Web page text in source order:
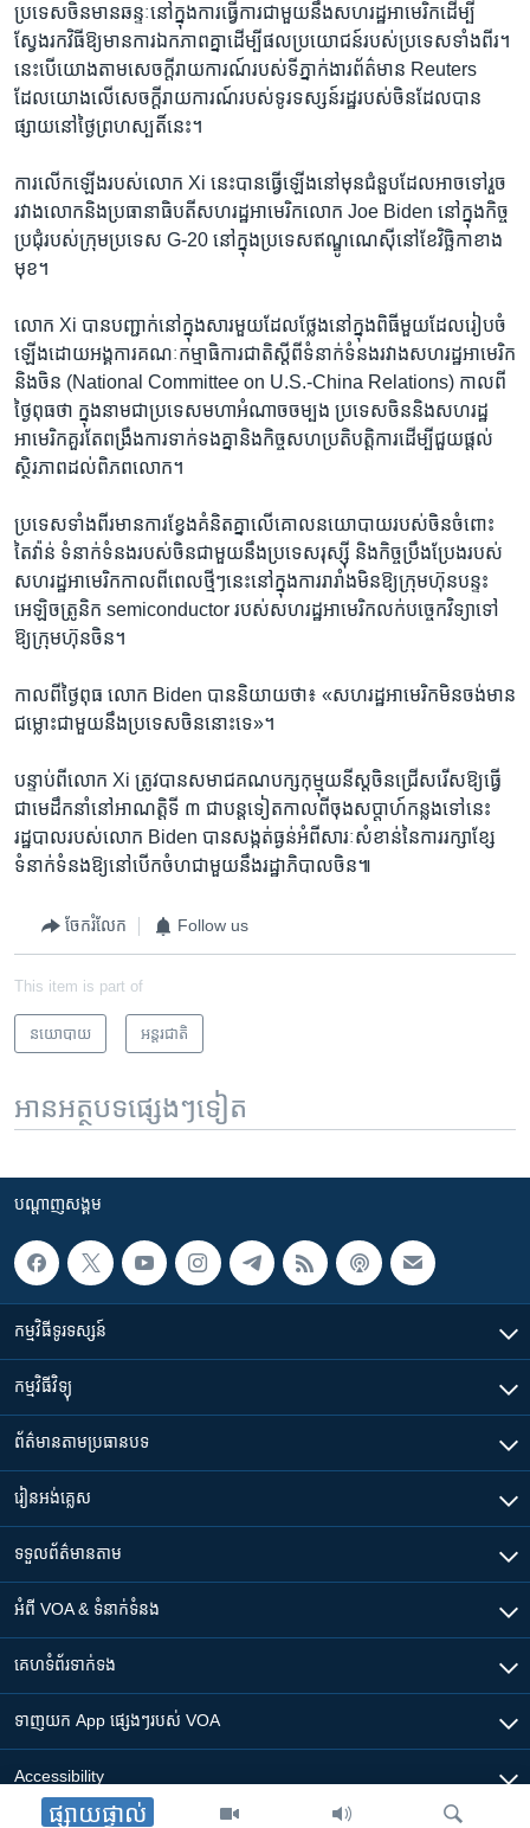
ផ្សាយផ្ទាល់
ប្រទេស​ចិន​មាន​ឆន្ទៈ​នៅ​ក្នុង​ការ​ធ្វើការ​ជាមួយ​នឹង​សហរដ្ឋ​អាមេរិក​ដើម្បី​
ស្វែងរក​វិធី​ឱ្យ​មាន​ការ​ឯកភាព​គ្នា​ដើម្បី​ផល​ប្រយោជន៍​របស់​ប្រទេស​ទាំង​ពីរ។
នេះ​បើ​យោង​តាម​សេចក្ដី​រាយការណ៍​របស់​ទីភ្នាក់ងារ​ព័ត៌មាន Reuters
ដែល​យោង​លើ​សេចក្ដី​រាយការណ៍​របស់​ទូរទស្សន៍​រដ្ឋ​របស់​ចិន​ដែល​បាន​
ផ្សាយ​នៅ​ថ្ងៃ​ព្រហស្បតិ៍​នេះ។
ការ​លើកឡើង​របស់​លោក Xi នេះ​បាន​ធ្វើ​ឡើង​នៅ​មុន​ជំនួប​ដែល​អាច​ទៅ​រួច​
រវាង​លោក​និង​ប្រធានាធិបតី​សហរដ្ឋ​អាមេរិក​លោក Joe Biden នៅ​ក្នុង​កិច្ច​
ប្រជុំ​របស់​ក្រុម​ប្រទេស G-20 នៅ​ក្នុង​ប្រទេស​ឥណ្ឌូណេស៊ី​នៅ​ខែ​វិច្ឆិកា​ខាង​
មុខ។
លោក Xi បាន​បញ្ជាក់​នៅ​ក្នុង​សារ​មួយ​ដែល​ថ្លែង​នៅ​ក្នុង​ពិធី​មួយ​ដែល​រៀបចំ​
ឡើង​ដោយ​អង្គការ​គណៈកម្មាធិការ​ជាតិ​ស្ដីពី​ទំនាក់ទំនង​រវាង​សហរដ្ឋ​អាមេរិក​
និង​ចិន (National Committee on U.S.-China Relations) កាលពី​
ថ្ងៃ​ពុធ​ថា ក្នុង​នាម​ជា​ប្រទេស​មហា​អំណាច​ចម្បង ប្រទេស​ចិន​និង​សហរដ្ឋ​
អាមេរិក​គួរតែ​ពង្រឹង​ការ​ទាក់ទង​គ្នា​និង​កិច្ច​សហប្រតិបត្តិការ​ដើម្បី​ជួយ​ផ្ដល់​
ស្ថិរភាព​ដល់​ពិភពលោក។
ប្រទេស​ទាំង​ពីរ​មាន​ការ​ខ្វែង​គំនិត​គ្នា​លើ​គោល​នយោបាយ​របស់​ចិន​ចំពោះ​
តៃវ៉ាន់ ទំនាក់ទំនង​របស់​ចិន​ជាមួយ​នឹង​ប្រទេស​រុស្ស៊ី និង​កិច្ច​ប្រឹងប្រែង​របស់​
សហរដ្ឋ​អាមេរិក​កាលពី​ពេល​ថ្មីៗ​នេះ​នៅ​ក្នុង​ការ​រារាំង​មិន​ឱ្យ​ក្រុមហ៊ុន​បន្ទះ​
អេឡិចត្រូនិក semiconductor របស់​សហរដ្ឋ​អាមេរិក​លក់​បច្ចេកវិទ្យា​ទៅ​
ឱ្យ​ក្រុមហ៊ុន​ចិន។
កាលពី​ថ្ងៃ​ពុធ លោក Biden បាន​និយាយ​ថា៖ «សហរដ្ឋ​អាមេរិក​មិន​ចង់​មាន​
ជម្លោះ​ជាមួយ​នឹង​ប្រទេស​ចិន​នោះ​ទេ»។
បន្ទាប់ពី​លោក Xi ត្រូវ​បាន​សមាជ​គណបក្ស​កុម្មុយនីស្ត​ចិន​ជ្រើសរើស​ឱ្យ​ធ្វើ​
ជា​មេដឹកនាំ​នៅ​អាណត្តិ​ទី ៣ ជា​បន្ត​ទៀត​កាលពី​ចុង​សប្ដាហ៍​កន្លង​ទៅ​នេះ
រដ្ឋបាល​របស់​លោក Biden បាន​សង្កត់ធ្ងន់​អំពី​សារៈសំខាន់​នៃ​ការ​រក្សា​ខ្សែ​
ទំនាក់ទំនង​ឱ្យ​នៅ​បើក​ចំហ​ជាមួយ​នឹង​រដ្ឋាភិបាល​ចិន៕
ចែករំលែក Follow us
This item is part of
នយោបាយ អន្តរជាតិ
អានអត្ថបទផ្សេងៗទៀត
បណ្តាញ​សង្គម
កម្មវិធី​ទូរទស្សន៍
កម្មវិធី​វិទ្យុ
ព័ត៌មាន​តាមប្រធានបទ​
រៀន​​អង់គ្លេស
ទទួល​ព័ត៌មាន​តាម
អំពី​ VOA & ទំនាក់ទំនង
គេហទំព័រ​​ទាក់ទង
ទាញយក​ App ផ្សេងៗ​របស់​ VOA
Accessibility